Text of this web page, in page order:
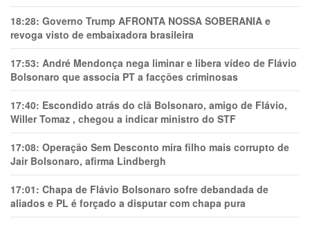
18:28: Governo Trump AFRONTA NOSSA SOBERANIA e
revoga visto de embaixadora brasileira
17:53: André Mendonça nega liminar e libera vídeo de Flávio
Bolsonaro que associa PT a facções criminosas
17:40: Escondido atrás do clã Bolsonaro, amigo de Flávio,
Willer Tomaz , chegou a indicar ministro do STF
17:08: Operação Sem Desconto mira filho mais corrupto de
Jair Bolsonaro, afirma Lindbergh
17:01: Chapa de Flávio Bolsonaro sofre debandada de
aliados e PL é forçado a disputar com chapa pura